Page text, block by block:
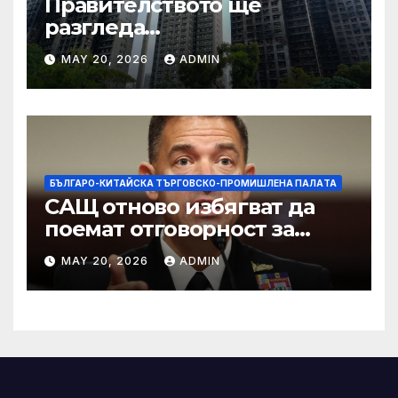
Правителството ще
разгледа
застрахователните
претенции на Wang Fuk
Court по план за обратно
изкупуване: Хоп
MAY 20, 2026 ADMIN
БЪЛГАРО-КИТАЙСКА ТЪРГОВСКО-ПРОМИШЛЕНА ПАЛAТА
САЩ отново избягват да
поемат отговорност за
нападението в училище в
Иран, при което загинаха
155 души
MAY 20, 2026 ADMIN